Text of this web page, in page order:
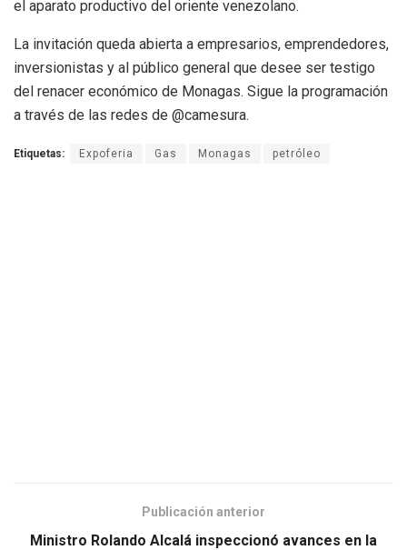
el aparato productivo del oriente venezolano.
​La invitación queda abierta a empresarios, emprendedores,
inversionistas y al público general que desee ser testigo
del renacer económico de Monagas. Sigue la programación
a través de las redes de @camesura.
Etiquetas: Expoferia Gas Monagas petróleo
Publicación anterior
Ministro Rolando Alcalá inspeccionó avances en la